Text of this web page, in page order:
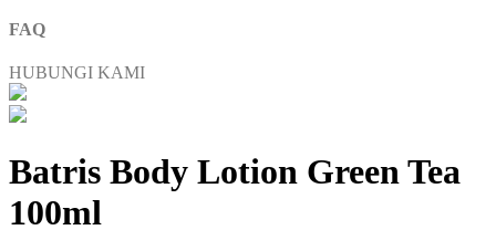
FAQ
HUBUNGI KAMI
Batris Body Lotion Green Tea
100ml